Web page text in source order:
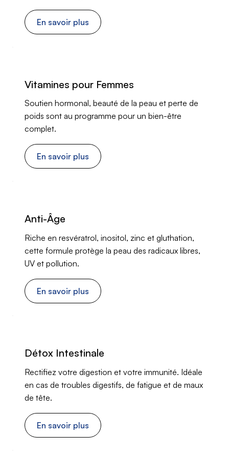
En savoir plus
Vitamines pour Femmes
Soutien hormonal, beauté de la peau et perte de
poids sont au programme pour un bien-être
complet.
En savoir plus
Anti-Âge
Riche en resvératrol, inositol, zinc et gluthation,
cette formule protège la peau des radicaux libres,
UV et pollution.
En savoir plus
Détox Intestinale
Rectifiez votre digestion et votre immunité. Idéale
en cas de troubles digestifs, de fatigue et de maux
de tête.
En savoir plus